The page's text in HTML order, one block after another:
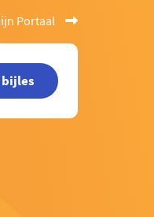
Portaal